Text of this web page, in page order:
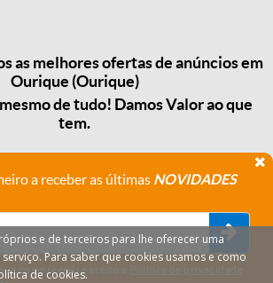
as melhores ofertas de anúncios em
Ourique (Ourique)
de tudo! Damos Valor ao que
tem.
a receber as últimas NOVIDADES
compreendi e aceito a Política de privacidade
e de terceiros para lhe oferecer uma
Para saber que cookies usamos e como
de cookies.